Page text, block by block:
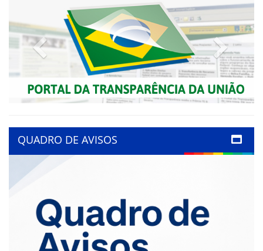
Previous Next
QUADRO DE AVISOS